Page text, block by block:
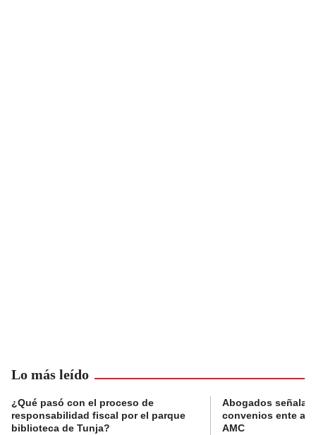
Lo más leído
¿Qué pasó con el proceso de
responsabilidad fiscal por el parque
biblioteca de Tunja?
Abogados
convenios ente
AMC